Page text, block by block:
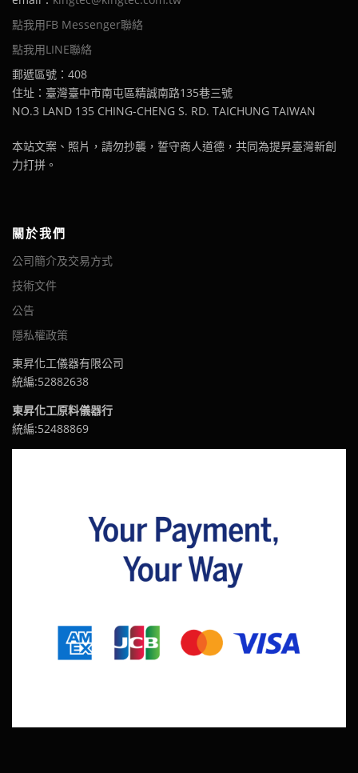
點我用FB Messenger聯絡
點我用LINE聯絡
郵遞區號：408
住址：臺灣臺中市南屯區精誠南路135巷三號
NO.3 LAND 135 CHING-CHENG S. RD. TAICHUNG TAIWAN
本站文案、照片，請勿抄襲，誓守商人道德，共同為提昇臺灣新創
力打拼。
關於我們
公司簡介及交易方式
技術文件
公告
隱私權政策
東昇化工儀器有限公司
統編:52882638
東昇化工原料儀器行
統編:52488869